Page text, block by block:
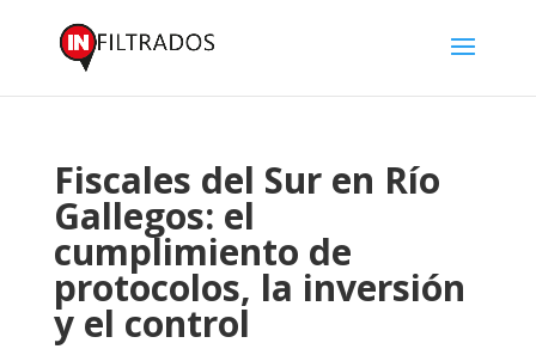
Fiscales del Sur en Río
Gallegos: el
cumplimiento de
protocolos, la inversión
y el control